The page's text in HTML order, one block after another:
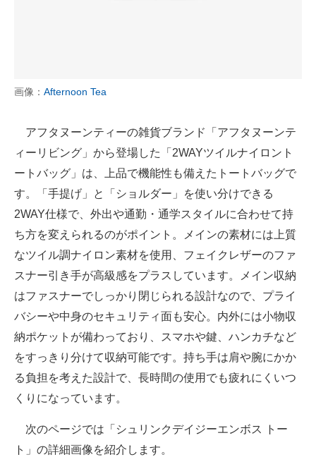
画像： Afternoon Tea
アフタヌーンティーの雑貨ブランド「アフタヌーンテ
ィーリビング」から登場した「2WAYツイルナイロント
ートバッグ」は、上品で機能性も備えたトートバッグで
す。「手提げ」と「ショルダー」を使い分けできる
2WAY仕様で、外出や通勤・通学スタイルに合わせて持
ち方を変えられるのがポイント。メインの素材には上質
なツイル調ナイロン素材を使用、フェイクレザーのファ
スナー引き手が高級感をプラスしています。メイン収納
はファスナーでしっかり閉じられる設計なので、プライ
バシーや中身のセキュリティ面も安心。内外には小物収
納ポケットが備わっており、スマホや鍵、ハンカチなど
をすっきり分けて収納可能です。持ち手は肩や腕にかか
る負担を考えた設計で、長時間の使用でも疲れにくいつ
くりになっています。
次のページでは「シュリンクデイジーエンボス トー
ト」の詳細画像を紹介します。